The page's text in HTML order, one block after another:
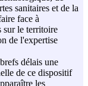
sanitaires et de la
face à
le territoire
de l'expertise
délais une
de ce dispositif
les